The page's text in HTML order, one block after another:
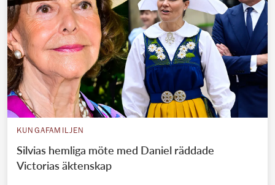
KUNGAFAMILJEN
Silvias hemliga möte med Daniel räddade
Victorias äktenskap